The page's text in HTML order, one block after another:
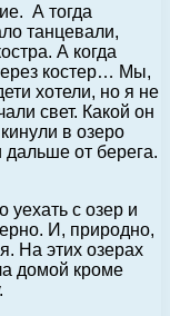
А тогда
танцевали,
А когда
костер… Мы,
хотели, но я не
свет. Какой он
в озеро
от берега.
с озер и
И, природно,
На этих озерах
домой кроме